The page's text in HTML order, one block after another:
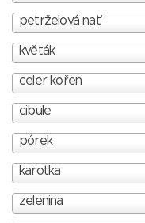
petrželová nať
květák
celer kořen
cibule
pórek
karotka
zelenina